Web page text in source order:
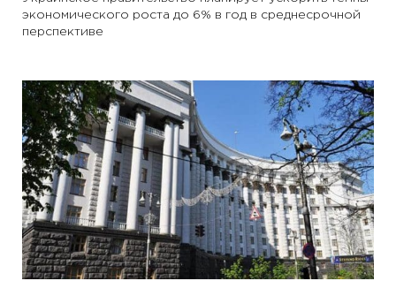
экономического роста до 6% в год в среднесрочной
перспективе